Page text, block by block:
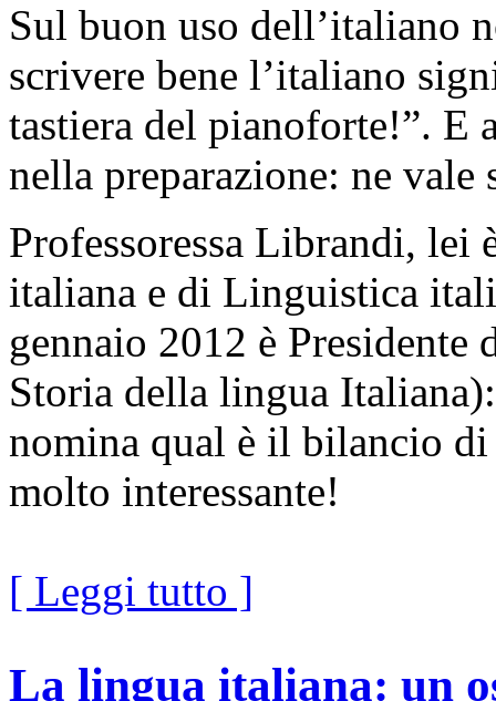
Sul buon uso dell’italiano
scrivere bene l’italiano
tastiera del pianoforte!”. E
nella preparazione: ne vale
Professoressa Librandi, lei
italiana e di Linguistica
gennaio 2012 è
Storia della lingua
nomina qual è il bilancio di
molto interessante!
[ Leggi tutto ]
La lingua italiana: un